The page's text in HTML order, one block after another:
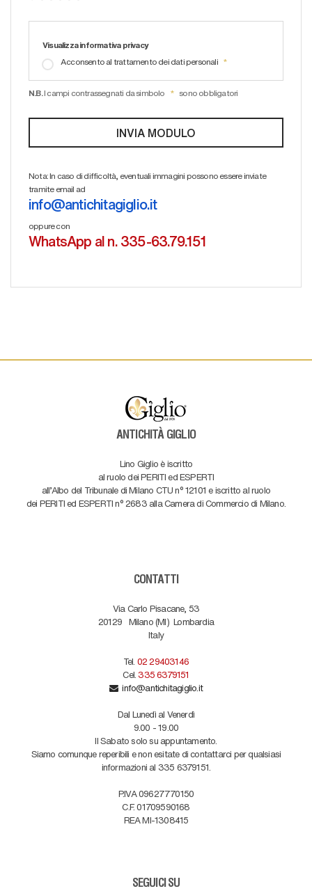
Visualizza informativa privacy
Acconsento al trattamento dei dati personali
N.B. I campi contrassegnati da simbolo sono obbligatori
Nota: In caso di difficoltà, eventuali immagini possono essere inviate
tramite email ad
info@antichitagiglio.it
oppure con
WhatsApp al n. 335-63.79.151
ANTICHITÀ GIGLIO
Lino Giglio è iscritto
al ruolo dei PERITI ed ESPERTI
all'Albo del Tribunale di Milano CTU n° 12101 e iscritto al ruolo
dei PERITI ed ESPERTI n° 2683 alla Camera di Commercio di Milano.
CONTATTI
Via Carlo Pisacane, 53
20129 Milano (MI) Lombardia
Italy
Tel. 02 29403146
Cel. 335 6379151
info@antichitagiglio.it
Dal Lunedì al Venerdì
9.00 - 19.00
Il Sabato solo su appuntamento.
Siamo comunque reperibili e non esitate di contattarci per qualsiasi
informazioni al 335 6379151.
P.IVA 09627770150
C.F. 01709590168
REA MI-1308415
SEGUICI SU